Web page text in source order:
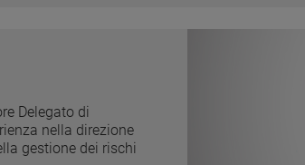
Delegato di
nella direzione
gestione dei rischi